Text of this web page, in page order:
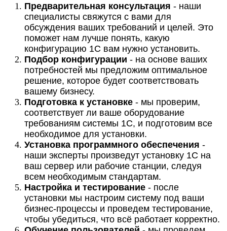
Предварительная консультация - наши
специалисты свяжутся с вами для
обсуждения ваших требований и целей. Это
поможет нам лучше понять, какую
конфигурацию 1С вам нужно установить.
Подбор конфигурации - на основе ваших
потребностей мы предложим оптимальное
решение, которое будет соответствовать
вашему бизнесу.
Подготовка к установке - мы проверим,
соответствует ли ваше оборудование
требованиям системы 1С, и подготовим все
необходимое для установки.
Установка программного обеспечения -
наши эксперты произведут установку 1С на
ваш сервер или рабочие станции, следуя
всем необходимым стандартам.
Настройка и тестирование - после
установки мы настроим систему под ваши
бизнес-процессы и проведем тестирование,
чтобы убедиться, что всё работает корректно.